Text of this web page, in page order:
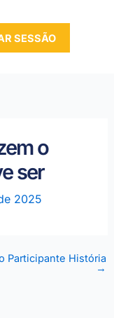
SESSÃO
o
ser
2025
Participante História
→